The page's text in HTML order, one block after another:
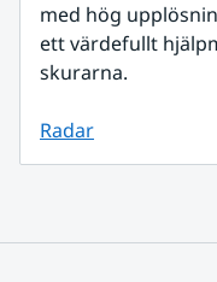
med hög
ett värdefullt
skurarna.
Radar